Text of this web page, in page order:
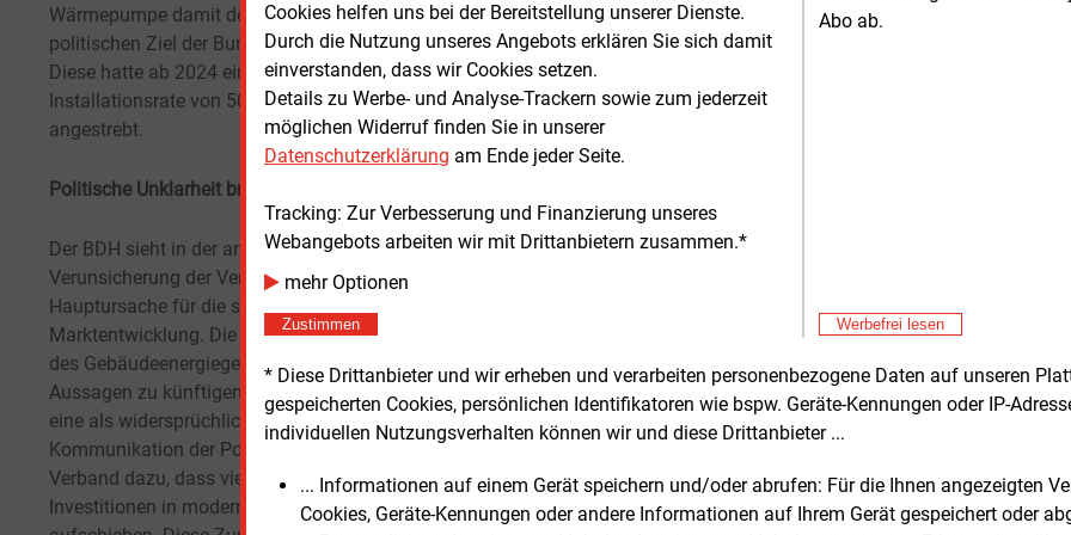
Cookies helfen uns bei der Bereitstellung unserer Dienste.
Durch die Nutzung unseres Angebots erklären Sie sich damit
einverstanden, dass wir Cookies setzen.
Details zu Werbe- und Analyse-Trackern sowie zum jederzeit
möglichen Widerruf finden Sie in unserer
Datenschutzerklärung am Ende jeder Seite.
Tracking: Zur Verbesserung und Finanzierung unseres
Webangebots arbeiten wir mit Drittanbietern zusammen.*
mehr Optionen
Zustimmen
Abo ab.
Werbefrei lesen
* Diese Drittanbieter und wir erheben und verarbeiten personenbezogene Daten auf unseren
gespeicherten Cookies, persönlichen Identifikatoren wie bspw. Geräte-Kennungen oder IP-
individuellen Nutzungsverhalten können wir und diese Drittanbieter ...
... Informationen auf einem Gerät speichern und/oder abrufen: Für die Ihnen angezeigten
Cookies, Geräte-Kennungen oder andere Informationen auf Ihrem Gerät gespeichert oder
Wärmepumpe damit deutlich hinter dem
politischen Ziel der Bundesregierung zurück.
Diese hatte ab 2024 eine jährliche
Installationsrate von 500.000 Geräten
angestrebt.
Politische Unklarheit bremst Investitionen
Der BDH sieht in der anhaltenden
Verunsicherung der Verbraucher die
Hauptursache für die schwache
Marktentwicklung. Die geplante Überarbeitung
des Gebäudeenergiegesetzes (GEG), unklare
Aussagen zu künftigen Förderkonditionen und
eine als widersprüchlich empfundene
Kommunikation der Politik führten laut
Verband dazu, dass viele Haushalte
Investitionen in moderne Heiztechnik
Carolin Friedemann, Geschäftsführerin des
Instituts für klimaneutrale Neubau- und
Dämmtechnik (IKND), beobachtet aktuell
einen regelrechten Wärmepumpen-Boom:
„Immer mehr Hausbesitzende entscheiden
Doch Verunsicherung ist Gift für Heizkosten,
Mittelstand und Klima.“
Nach Berechnungen des Verbraucherportals
Finanztipbelaufen sich die Gesamtkosten
über 25.500 Euro. Zwar liegt der
Anschaffungspreis für die Erdgastherme laut